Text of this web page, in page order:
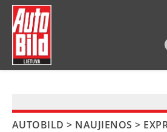
AUTOBILD > NAUJIENOS >